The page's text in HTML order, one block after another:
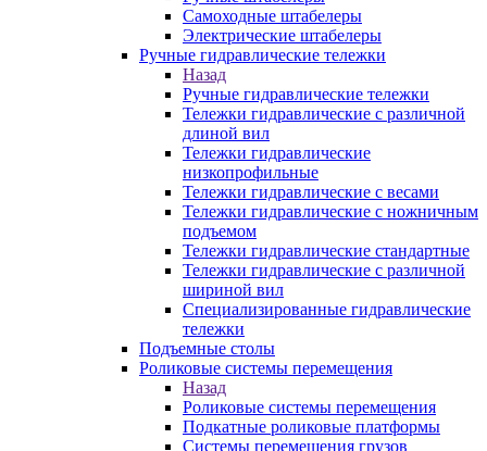
Самоходные штабелеры
Электрические штабелеры
Ручные гидравлические тележки
Назад
Ручные гидравлические тележки
Тележки гидравлические с различной
длиной вил
Тележки гидравлические
низкопрофильные
Тележки гидравлические с весами
Тележки гидравлические с ножничным
подъемом
Тележки гидравлические стандартные
Тележки гидравлические с различной
шириной вил
Специализированные гидравлические
тележки
Подъемные столы
Роликовые системы перемещения
Назад
Роликовые системы перемещения
Подкатные роликовые платформы
Системы перемещения грузов